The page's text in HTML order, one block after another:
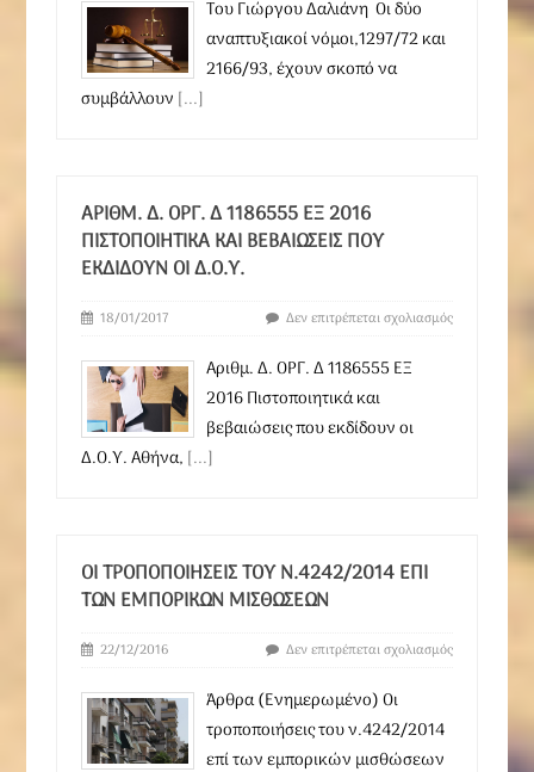
Του Γιώργου Δαλιάνη Οι δύο
αναπτυξιακοί νόμοι,1297/72 και
2166/93, έχουν σκοπό να
συμβάλλουν [...]
ΑΡΙΘΜ. Δ. ΟΡΓ. Δ 1186555 ΕΞ 2016
ΠΙΣΤΟΠΟΙΗΤΙΚΆ ΚΑΙ ΒΕΒΑΙΏΣΕΙΣ ΠΟΥ
ΕΚΔΊΔΟΥΝ ΟΙ Δ.Ο.Υ.
18/01/2017 Δεν επιτρέπεται σχολιασμός
Αριθμ. Δ. ΟΡΓ. Δ 1186555 ΕΞ
2016 Πιστοποιητικά και
βεβαιώσεις που εκδίδουν οι
Δ.Ο.Υ. Αθήνα, [...]
ΟΙ ΤΡΟΠΟΠΟΙΉΣΕΙΣ ΤΟΥ Ν.4242/2014 ΕΠΊ
ΤΩΝ ΕΜΠΟΡΙΚΏΝ ΜΙΣΘΏΣΕΩΝ
22/12/2016 Δεν επιτρέπεται σχολιασμός
Άρθρα (Ενημερωμένο) Οι
τροποποιήσεις του ν.4242/2014
επί των εμπορικών μισθώσεων